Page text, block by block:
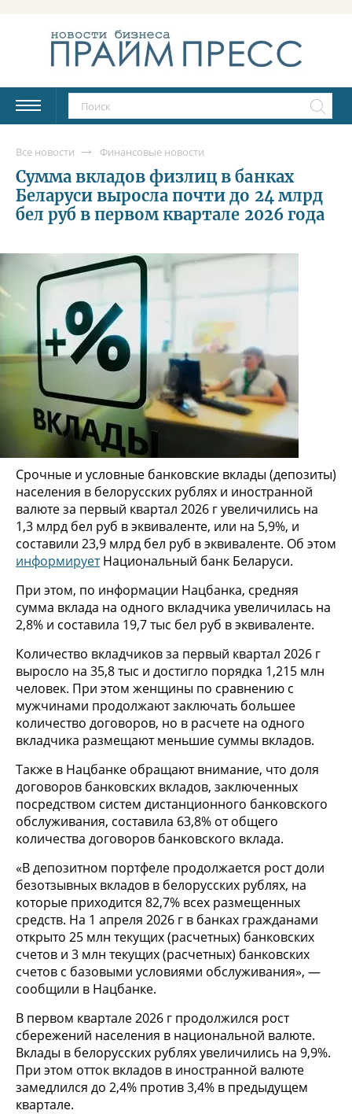
Все новости Финансовые новости
Сумма вкладов физлиц в банках
Беларуси выросла почти до 24 млрд
бел руб в первом квартале 2026 года
Срочные и условные банковские вклады (депозиты)
населения в белорусских рублях и иностранной
валюте за первый квартал 2026 г увеличились на
1,3 млрд бел руб в эквиваленте, или на 5,9%, и
составили 23,9 млрд бел руб в эквиваленте. Об этом
информируетНациональный банк Беларуси.
При этом, по информации Нацбанка, средняя
сумма вклада на одного вкладчика увеличилась на
2,8% и составила 19,7 тыс бел руб в эквиваленте.
Количество вкладчиков за первый квартал 2026 г
выросло на 35,8 тыс и достигло порядка 1,215 млн
человек. При этом женщины по сравнению с
мужчинами продолжают заключать большее
количество договоров, но в расчете на одного
вкладчика размещают меньшие суммы вкладов.
Также в Нацбанке обращают внимание, что доля
договоров банковских вкладов, заключенных
посредством систем дистанционного банковского
обслуживания, составила 63,8% от общего
количества договоров банковского вклада.
«В депозитном портфеле продолжается рост доли
безотзывных вкладов в белорусских рублях, на
которые приходится 82,7% всех размещенных
средств. На 1 апреля 2026 г в банках гражданами
открыто 25 млн текущих (расчетных) банковских
счетов и 3 млн текущих (расчетных) банковских
счетов с базовыми условиями обслуживания», —
сообщили в Нацбанке.
В первом квартале 2026 г продолжился рост
сбережений населения в национальной валюте.
Вклады в белорусских рублях увеличились на 9,9%.
При этом отток вкладов в иностранной валюте
замедлился до 2,4% против 3,4% в предыдущем
квартале.